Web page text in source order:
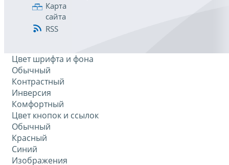
Карта
сайта
RSS
Цвет шрифта и фона
Обычный
Контрастный
Инверсия
Комфортный
Цвет кнопок и ссылок
Обычный
Красный
Синий
Изображения